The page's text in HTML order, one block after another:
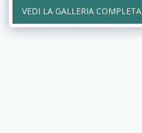
VEDI LA GALLERIA COMPLETA